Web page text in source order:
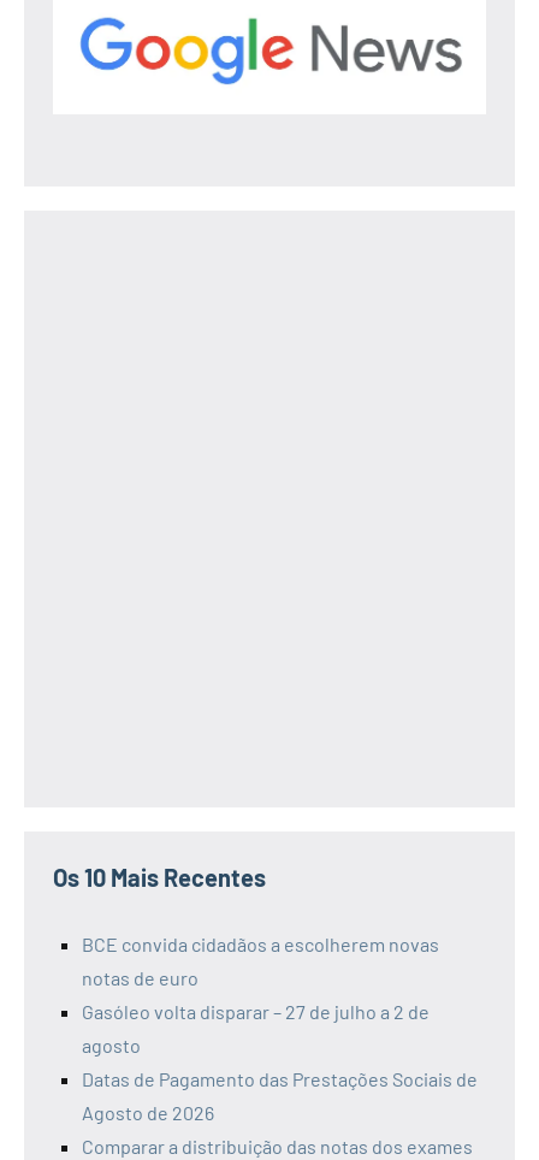
Os 10 Mais Recentes
BCE convida cidadãos a escolherem novas
notas de euro
Gasóleo volta disparar – 27 de julho a 2 de
agosto
Datas de Pagamento das Prestações Sociais de
Agosto de 2026
Comparar a distribuição das notas dos exames